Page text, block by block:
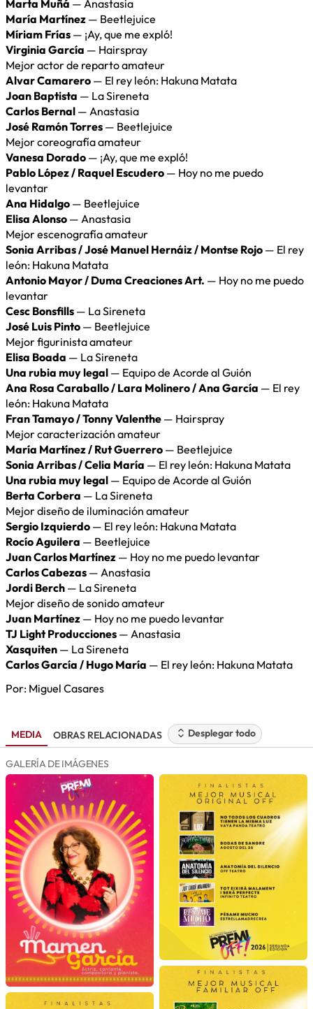
Marta Muñá — Anastasia
María Martínez — Beetlejuice
Míriam Frías — ¡Ay, que me expló!
Virginia García — Hairspray
Mejor actor de reparto amateur
Alvar Camarero — El rey león: Hakuna Matata
Joan Baptista — La Sireneta
Carlos Bernal — Anastasia
José Ramón Torres — Beetlejuice
Mejor coreografía amateur
Vanesa Dorado — ¡Ay, que me expló!
Pablo López / Raquel Escudero — Hoy no me puedo
levantar
Ana Hidalgo — Beetlejuice
Elisa Alonso — Anastasia
Mejor escenografía amateur
Sonia Arribas / José Manuel Hernáiz / Montse Rojo — El rey
león: Hakuna Matata
Antonio Mayor / Duma Creaciones Art. — Hoy no me puedo
levantar
Cesc Bonsfills — La Sireneta
José Luis Pinto — Beetlejuice
Mejor figurinista amateur
Elisa Boada — La Sireneta
Una rubia muy legal — Equipo de Acorde al Guión
Ana Rosa Caraballo / Lara Molinero / Ana García — El rey
león: Hakuna Matata
Fran Tamayo / Tonny Valenthe — Hairspray
Mejor caracterización amateur
María Martínez / Rut Guerrero — Beetlejuice
Sonia Arribas / Celia María — El rey león: Hakuna Matata
Una rubia muy legal — Equipo de Acorde al Guión
Berta Corbera — La Sireneta
Mejor diseño de iluminación amateur
Sergio Izquierdo — El rey león: Hakuna Matata
Rocío Aguilera — Beetlejuice
Juan Carlos Martínez — Hoy no me puedo levantar
Carlos Cabezas — Anastasia
Jordi Berch — La Sireneta
Mejor diseño de sonido amateur
Juan Martínez — Hoy no me puedo levantar
TJ Light Producciones — Anastasia
Xasquiten — La Sireneta
Carlos García / Hugo María — El rey león: Hakuna Matata
Por: Miguel Casares
MEDIA OBRAS RELACIONADAS Desplegar todo
GALERÍA DE IMÁGENES